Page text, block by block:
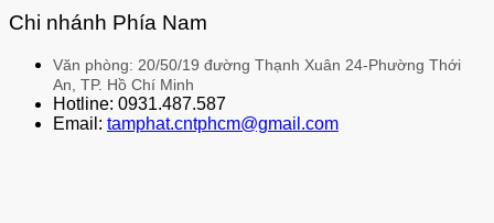
Chi nhánh Phía Nam
Văn phòng: 20/50/19 đường Thạnh Xuân 24-Phường Thới
An, TP. Hồ Chí Minh
Hotline: 0931.487.587
Email: tamphat.cntphcm@gmail.com